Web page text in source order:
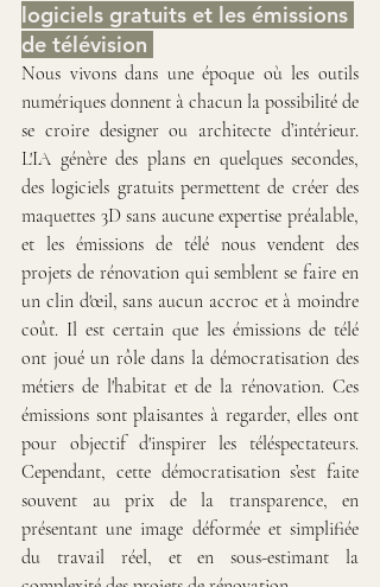
logiciels gratuits et les émissions
de télévision
Nous vivons dans une époque où les outils
numériques donnent à chacun la possibilité de
se croire designer ou architecte d’intérieur.
L'IA génère des plans en quelques secondes,
des logiciels gratuits permettent de créer des
maquettes 3D sans aucune expertise préalable,
et les émissions de télé nous vendent des
projets de rénovation qui semblent se faire en
un clin d'œil, sans aucun accroc et à moindre
coût. Il est certain que les émissions de télé
ont joué un rôle dans la démocratisation des
métiers de l'habitat et de la rénovation. Ces
émissions sont plaisantes à regarder, elles ont
pour objectif d'inspirer les téléspectateurs.
Cependant, cette démocratisation s’est faite
souvent au prix de la transparence, en
présentant une image déformée et simplifiée
du travail réel, et en sous-estimant la